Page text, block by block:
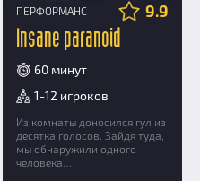
ПЕРФОРМАНС 9.9
Insane paranoid
60 минут
1-12 игроков
Из комнаты доносился гул из
десятка голосов. Зайдя туда,
мы обнаружили одного
человека…